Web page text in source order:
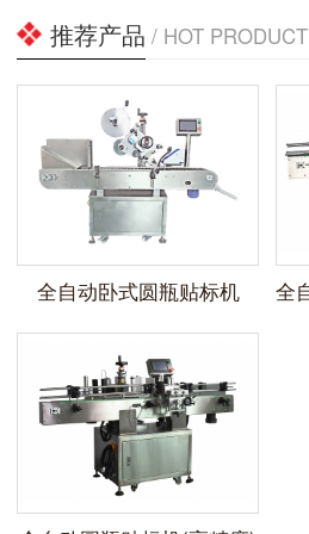
推荐产品 / HOT PRODUCT
全自动卧式圆瓶贴标机